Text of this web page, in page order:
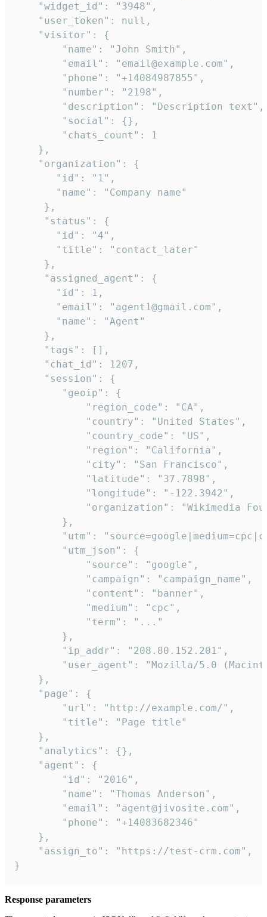
    "widget_id": "3948",
    "user_token": null,
    "visitor": {
        "name": "John Smith",
        "email": "email@example.com",
        "phone": "+14084987855",
        "number": "2198",
        "description": "Description text",
        "social": {},
        "chats_count": 1
    },
    "organization": {
       "id": "1",
       "name": "Company name"
     },
     "status": {
       "id": "4",
       "title": "contact_later"
     },
     "assigned_agent": {
       "id": 1,
       "email": "agent1@gmail.com",
       "name": "Agent"
     },
     "tags": [],
     "chat_id": 1207,
     "session": {
        "geoip": {
            "region_code": "CA",
            "country": "United States",
            "country_code": "US",
            "region": "California",
            "city": "San Francisco",
            "latitude": "37.7898",
            "longitude": "-122.3942",
"organization": "Wikimedia
        },
"utm":
        "utm_json": {
            "source": "google",
            "campaign": "campaign_name",
            "content": "banner",
            "medium": "cpc",
            "term": "..."
        },
        "ip_addr": "208.80.152.201",
"user_agent": "Mozilla/5.0
    },
    "page": {
        "url": "http://example.com/",
        "title": "Page title"
    },
    "analytics": {},
    "agent": {
        "id": "2016",
        "name": "Thomas Anderson",
        "email": "agent@jivosite.com",
        "phone": "+14083682346"
    },
    "assign_to": "https://test-crm.com",
}
Response parameters